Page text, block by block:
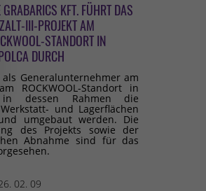
GRABARICS KFT. FÜHRT DAS
III-PROJEKT AM
STANDORT IN
DURCH
als Generalunternehmer am
ROCKWOOL-Standort in
in dessen Rahmen die
und Lagerflächen
umgebaut werden. Die
des Projekts sowie der
Abnahme sind für das
02. 09